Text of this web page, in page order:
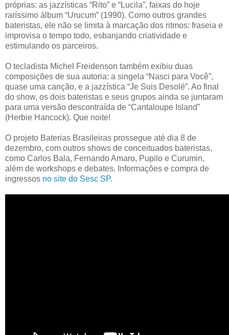
próprias: as jazzísticas “Rito” e “Lucila”, faixas do hoje
raríssimo álbum “Urucum” (1990). Como outros grandes
bateristas, ele não se limita à marcação dos ritmos: fraseia e
improvisa o tempo todo, esbanjando criatividade e
estimulando os parceiros.
O tecladista Michel Freidenson também exibiu duas
composições de sua autoria: a singela “Nasci para Você”,
quase uma canção, e a jazzística “Je Suis Desolé”. Ao final
do show, os dois bateristas e seus grupos ainda se juntaram
para uma versão descontraída de “Cantaloupe Island”
(Herbie Hancock). Que noite!
O projeto Baterias Brasileiras prossegue até dia 8 de
dezembro, com outros shows de conceituados bateristas,
como Carlos Bala, Fernando Amaro, Pupilo e Curumin,
além de workshops e debates. Informações e compra de
ingressos no site do Sesc SP.